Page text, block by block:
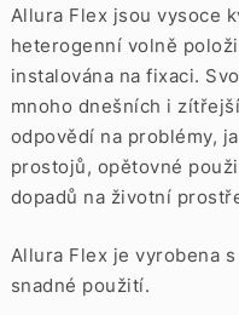
Allura Flex jsou vysoce
heterogenní volně
instalována na fixaci.
mnoho dnešních i
odpovědí na problémy,
prostojů, opětovné
dopadů na životní
Allura Flex je vyrobena
snadné použití.